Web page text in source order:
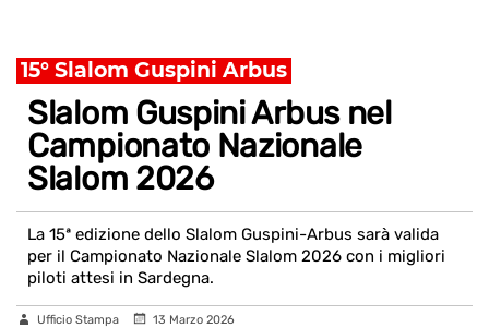
15° Slalom Guspini Arbus
Slalom Guspini Arbus nel
Campionato Nazionale
Slalom 2026
La 15ª edizione dello Slalom Guspini-Arbus sarà valida
per il Campionato Nazionale Slalom 2026 con i migliori
piloti attesi in Sardegna.
Ufficio Stampa 13 Marzo 2026